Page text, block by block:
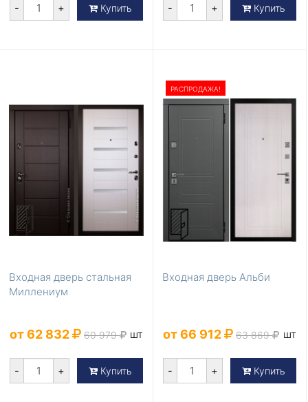
- + Купить - + Купить
Входная дверь стальная
Миллениум
от 62 832 60 979 шт
- + Купить
РАСПРОДАЖА!
Входная дверь Альби
от 66 912 63 869 шт
- + Купить